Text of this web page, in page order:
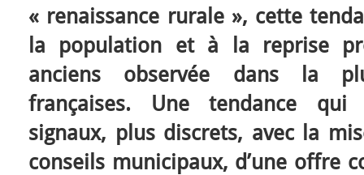
« renaissance rurale », cette
la population et à la reprise
anciens observée dans la
françaises. Une tendance qui
signaux, plus discrets, avec la
conseils municipaux, d’une offre